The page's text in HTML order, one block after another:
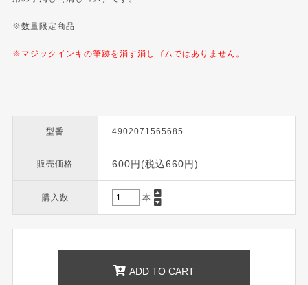
※数量限定商品
※マジックインキの筆跡を消す消しゴムではありません。
型番 4902071565685
販売価格 600円(税込660円)
購入数 本
ADD TO CART